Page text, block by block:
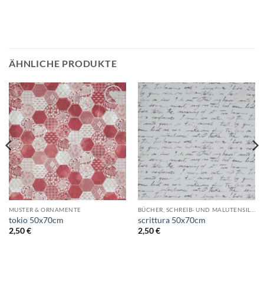
ÄHNLICHE PRODUKTE
Auf die
Wunschliste
MUSTER & ORNAMENTE
tokio 50x70cm
2,50€
Auf die
Wunschliste
scrittura 50x70cm
2,50€